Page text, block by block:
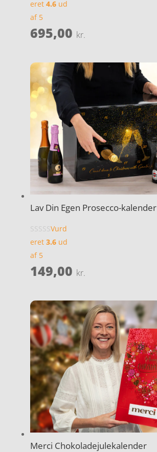
eret 4.6ud
af 5
695,00 kr.
Lav Din Egen Prosecco-kalender
Vurd
eret 3.6ud
af 5
149,00 kr.
Merci Chokoladejulekalender